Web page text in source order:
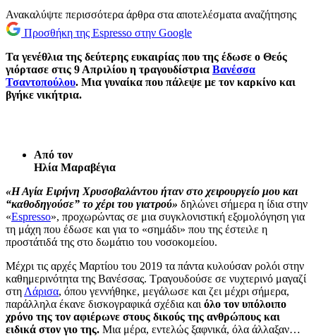
Ανακαλύψτε περισσότερα άρθρα στα αποτελέσματα αναζήτησης
Προσθήκη της Espresso στην Google
Τα γενέθλια της δεύτερης ευκαιρίας που της έδωσε ο Θεός
γιόρτασε στις 9 Απριλίου η τραγουδίστρια Βανέσσα
Τσαντοπούλου. Μια γυναίκα που πάλεψε με τον καρκίνο και
βγήκε νικήτρια.
Από τον
Ηλία Μαραβέγια
«Η Αγία Ειρήνη Χρυσοβαλάντου ήταν στο χειρουργείο μου και
“καθοδηγούσε” το χέρι του γιατρού» δηλώνει σήμερα η ίδια στην
«Espresso», προχωρώντας σε μια συγκλονιστική εξομολόγηση για
τη μάχη που έδωσε και για το «σημάδι» που της έστειλε η
προστάτιδά της στο δωμάτιο του νοσοκομείου.
Μέχρι τις αρχές Μαρτίου του 2019 τα πάντα κυλούσαν ρολόι στην
καθημερινότητα της Βανέσσας. Τραγουδούσε σε νυχτερινό μαγαζί
στη Λάρισα, όπου γεννήθηκε, μεγάλωσε και ζει μέχρι σήμερα,
παράλληλα έκανε δισκογραφικά σχέδια και όλο τον υπόλοιπο
χρόνο της τον αφιέρωνε στους δικούς της ανθρώπους και
ειδικά στον γιο της. Μια μέρα, εντελώς ξαφνικά, όλα άλλαξαν…